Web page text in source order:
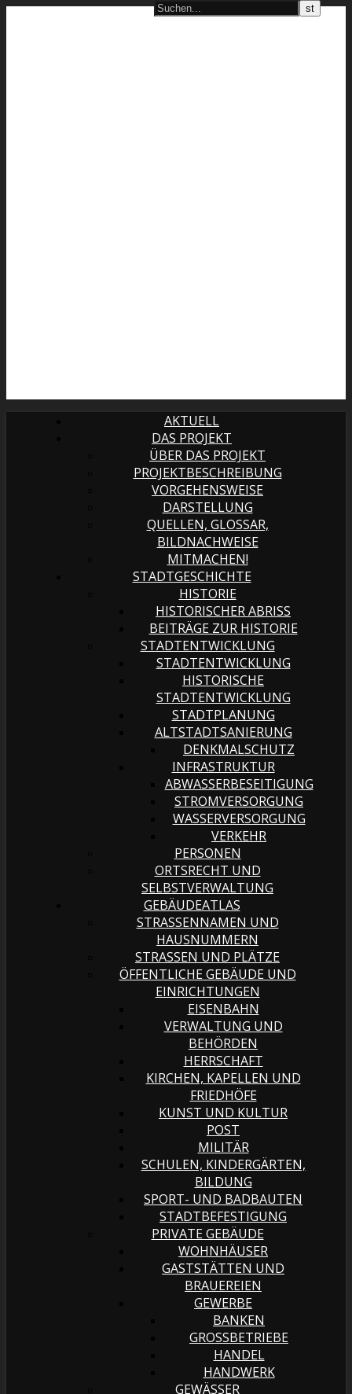
AKTUELL
DAS PROJEKT
ÜBER DAS PROJEKT
PROJEKTBESCHREIBUNG
VORGEHENSWEISE
DARSTELLUNG
QUELLEN, GLOSSAR,
BILDNACHWEISE
MITMACHEN!
STADTGESCHICHTE
HISTORIE
HISTORISCHER ABRISS
BEITRÄGE ZUR HISTORIE
STADTENTWICKLUNG
STADTENTWICKLUNG
HISTORISCHE
STADTENTWICKLUNG
STADTPLANUNG
ALTSTADTSANIERUNG
DENKMALSCHUTZ
INFRASTRUKTUR
ABWASSERBESEITIGUNG
STROMVERSORGUNG
WASSERVERSORGUNG
VERKEHR
PERSONEN
ORTSRECHT UND
SELBSTVERWALTUNG
GEBÄUDEATLAS
STRASSENNAMEN UND H
AUSNUMMERN
STRASSEN UND PLÄTZE
ÖFFENTLICHE GEBÄUDE UND
EINRICHTUNGEN
EISENBAHN
VERWALTUNG UND
BEHÖRDEN
HERRSCHAFT
KIRCHEN, KAPELLEN UND
FRIEDHÖFE
KUNST UND KULTUR
POST
MILITÄR
SCHULEN, KINDERGÄRTEN,
BILDUNG
SPORT- UND BADBAUTEN
STADTBEFESTIGUNG
PRIVATE GEBÄUDE
WOHNHÄUSER
GASTSTÄTTEN UND
BRAUEREIEN
GEWERBE
BANKEN
GROSSBETRIEBE
HANDEL
HANDWERK
GEWÄSSER